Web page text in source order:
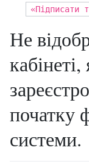
«Підписати
Не
початку
системи.